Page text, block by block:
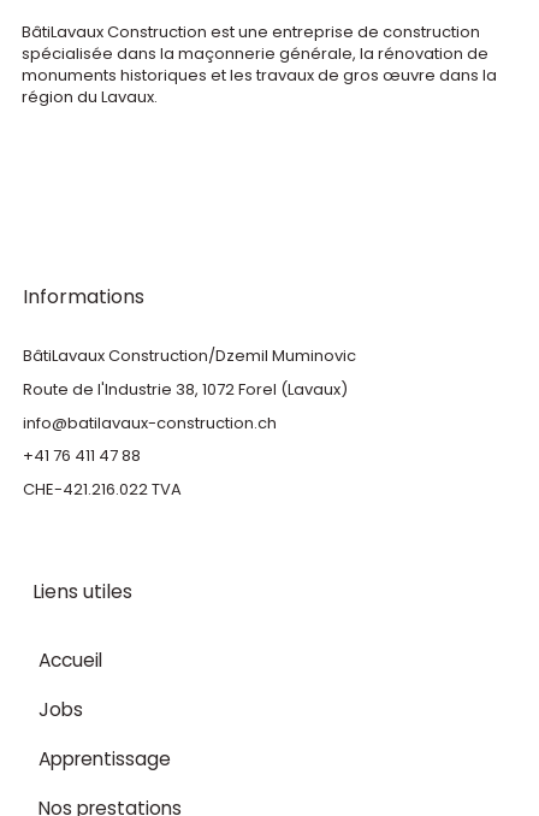
BâtiLavaux Construction est une entreprise de construction
spécialisée dans la maçonnerie générale, la rénovation de
monuments historiques et les travaux de gros œuvre dans la
région du Lavaux.
Informations
BâtiLavaux Construction/Dzemil Muminovic
Route de l'Industrie 38, 1072 Forel (Lavaux)
info@batilavaux-construction.ch
+41 76 411 47 88
CHE-421.216.022 TVA
Liens utiles
Accueil
Jobs
Apprentissage
Nos prestations